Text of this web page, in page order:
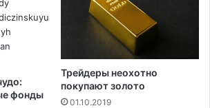
фонды
Трейдеры неохотно
покупают золото
01.10.2019